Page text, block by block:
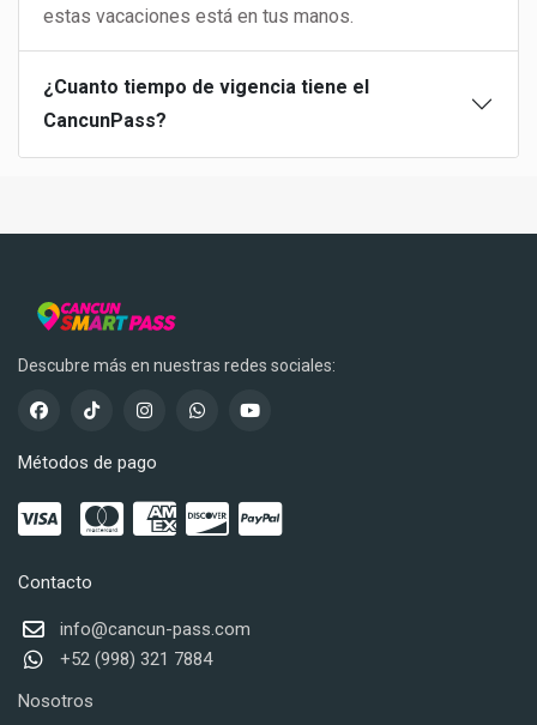
estas vacaciones está en tus manos.
¿Cuanto tiempo de vigencia tiene el
CancunPass?
Descubre más en nuestras redes sociales:
Métodos de pago
Contacto
info@cancun-pass.com
+52 (998) 321 7884
Nosotros